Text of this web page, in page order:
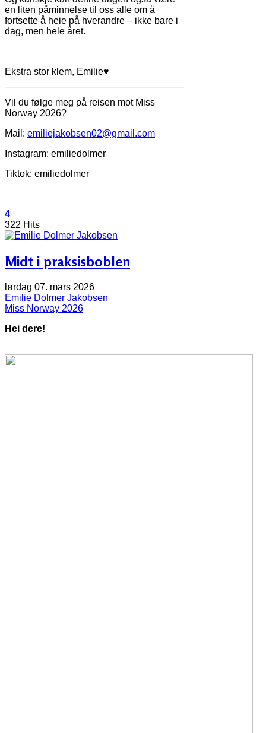
en liten påminnelse til oss alle om å
fortsette å heie på hverandre – ikke bare i
dag, men hele året.
Ekstra stor klem, Emilie♥
Vil du følge meg på reisen mot Miss
Norway 2026?
Mail: emiliejakobsen02@gmail.com
Instagram: emiliedolmer
Tiktok: emiliedolmer
4
322 Hits
Midt i praksisboblen
lørdag 07. mars 2026
Emilie Dolmer Jakobsen
Miss Norway 2026
Hei dere!